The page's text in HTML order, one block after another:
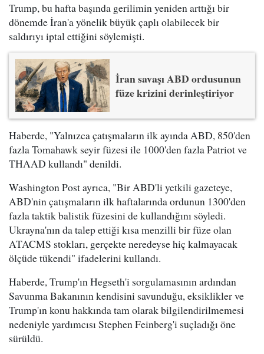
Trump, bu hafta başında gerilimin yeniden arttığı bir
dönemde İran'a yönelik büyük çaplı olabilecek bir
saldırıyı iptal ettiğini söylemişti.
İran savaşı ABD ordusunun
füze krizini derinleştiriyor
Haberde, "Yalnızca çatışmaların ilk ayında ABD, 850'den
fazla Tomahawk seyir füzesi ile 1000'den fazla Patriot ve
THAAD kullandı" denildi.
Washington Post ayrıca, "Bir ABD'li yetkili gazeteye,
ABD'nin çatışmaların ilk haftalarında ordunun 1300'den
fazla taktik balistik füzesini de kullandığını söyledi.
Ukrayna'nın da talep ettiği kısa menzilli bir füze olan
ATACMS stokları, gerçekte neredeyse hiç kalmayacak
ölçüde tükendi" ifadelerini kullandı.
Haberde, Trump'ın Hegseth'i sorgulamasının ardından
Savunma Bakanının kendisini savunduğu, eksiklikler ve
Trump'ın konu hakkında tam olarak bilgilendirilmemesi
nedeniyle yardımcısı Stephen Feinberg'i suçladığı öne
sürüldü.